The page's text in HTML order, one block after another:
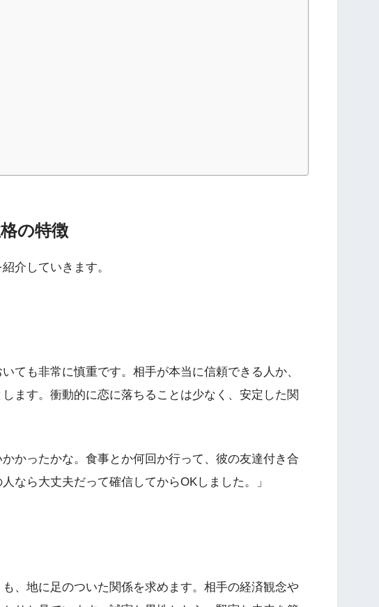
の特徴
介していきます。
ても非常に慎重です。相手が本当に信頼できる人か、
ます。衝動的に恋に落ちることは少なく、安定した関
かったかな。食事とか何回か行って、彼の友達付き合
なら大丈夫だって確信してからOKしました。」
、地に足のついた関係を求めます。相手の経済観念や